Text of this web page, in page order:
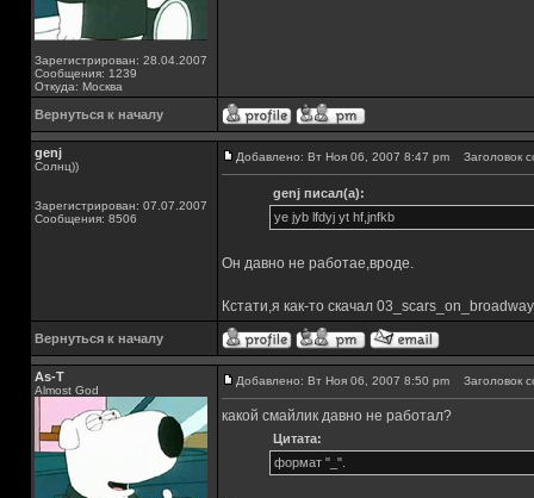
Зарегистрирован: 28.04.2007
Сообщения: 1239
Откуда: Москва
Вернуться к началу
genj
Солнц))
Зарегистрирован: 07.07.2007
Сообщения: 8506
Добавлено: Вт Ноя 06, 2007 8:47 pm Заголовок
genj писал(а):
ye jyb lfdyj yt hf,jnfkb
Он давно не работае,вроде.
Кстати,я как-то скачал
Вернуться к началу
As-T
Almost God
Добавлено: Вт Ноя 06, 2007 8:50 pm Заголовок
какой смайлик давно не работал?
Цитата:
формат "_".